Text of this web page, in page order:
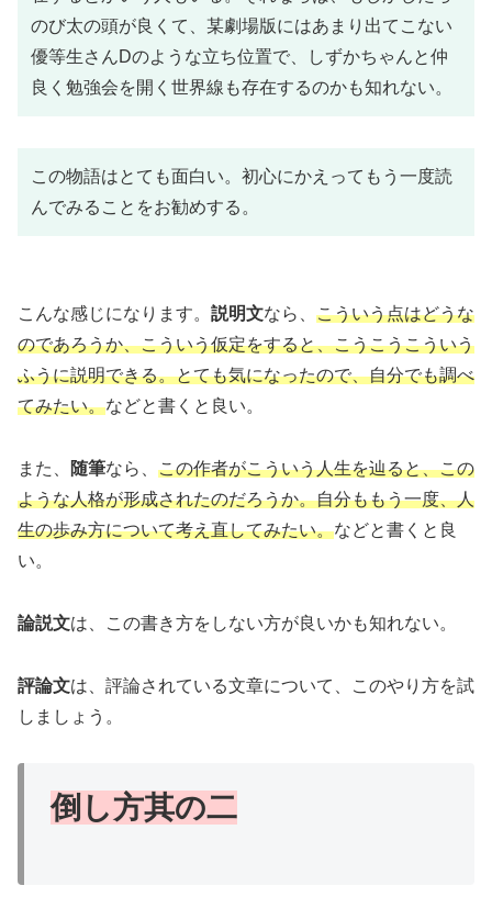
のび太の頭が良くて、某劇場版にはあまり出てこない
優等生さんDのような立ち位置で、しずかちゃんと仲
良く勉強会を開く世界線も存在するのかも知れない。
この物語はとても面白い。初心にかえってもう一度読
んでみることをお勧めする。
こんな感じになります。 説明文なら、 こういう点はどうな
のであろうか、こういう仮定をすると、こうこうこういう
ふうに説明できる。とても気になったので、自分でも調べ
てみたい。などと書くと良い。
また、 随筆なら、 この作者がこういう人生を辿ると、この
ような人格が形成されたのだろうか。自分ももう一度、人
生の歩み方について考え直してみたい。などと書くと良
い。
論説文は、この書き方をしない方が良いかも知れない。
評論文は、評論されている文章について、このやり方を試
しましょう。
倒し方其の二